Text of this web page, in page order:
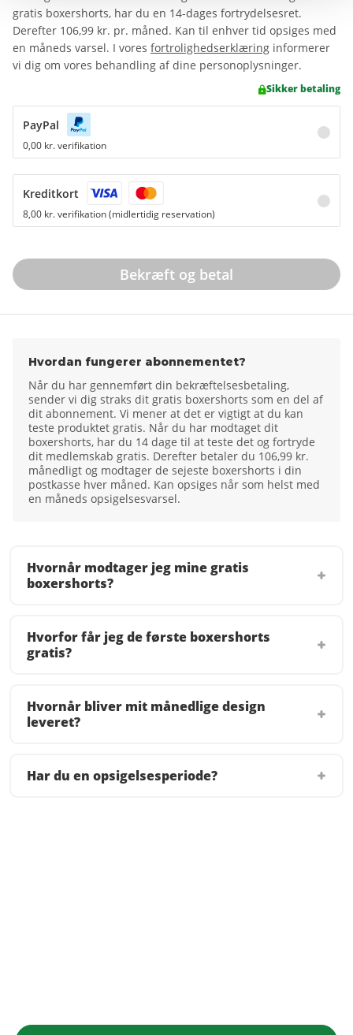
gratis boxershorts, har du en 14-dages fortrydelsesret.
Derefter 106,99 kr. pr. måned. Kan til enhver tid opsiges med
en måneds varsel. I vores fortrolighedserklæring informerer
vi dig om vores behandling af dine personoplysninger.
Sikker betaling
PayPal
0,00 kr. verifikation
Kreditkort
8,00 kr. verifikation (midlertidig reservation)
Bekræft og betal
Hvordan fungerer abonnementet?
Når du har gennemført din bekræftelsesbetaling,
sender vi dig straks dit gratis boxershorts som en del af
dit abonnement. Vi mener at det er vigtigt at du kan
teste produktet gratis. Når du har modtaget dit
boxershorts, har du 14 dage til at teste det og fortryde
dit medlemskab gratis. Derefter betaler du 106,99 kr.
månedligt og modtager de sejeste boxershorts i din
postkasse hver måned. Kan opsiges når som helst med
en måneds opsigelsesvarsel.
Hvornår modtager jeg mine gratis
boxershorts?
Hvorfor får jeg de første boxershorts
gratis?
Hvornår bliver mit månedlige design
leveret?
Har du en opsigelsesperiode?